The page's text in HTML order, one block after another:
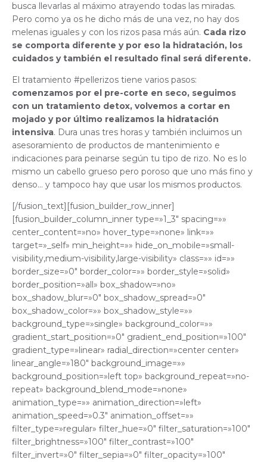
busca llevarlas al máximo atrayendo todas las miradas.
Pero como ya os he dicho más de una vez, no hay dos
melenas iguales y con los rizos pasa más aún. Cada rizo
se comporta diferente y por eso la hidratación, los
cuidados y también el resultado final será diferente.
El tratamiento #pellerizos tiene varios pasos:
comenzamos por el pre-corte en seco, seguimos
con un tratamiento detox, volvemos a cortar en
mojado y por último realizamos la hidratación
intensiva. Dura unas tres horas y también incluimos un
asesoramiento de productos de mantenimiento e
indicaciones para peinarse según tu tipo de rizo. No es lo
mismo un cabello grueso pero poroso que uno más fino y
denso… y tampoco hay que usar los mismos productos.
[/fusion_text][fusion_builder_row_inner]
[fusion_builder_column_inner type=»1_3″ spacing=»»
center_content=»no» hover_type=»none» link=»»
target=»_self» min_height=»» hide_on_mobile=»small-
visibility,medium-visibility,large-visibility» class=»» id=»»
border_size=»0″ border_color=»» border_style=»solid»
border_position=»all» box_shadow=»no»
box_shadow_blur=»0″ box_shadow_spread=»0″
box_shadow_color=»» box_shadow_style=»»
background_type=»single» background_color=»»
gradient_start_position=»0″ gradient_end_position=»100″
gradient_type=»linear» radial_direction=»center center»
linear_angle=»180″ background_image=»»
background_position=»left top» background_repeat=»no-
repeat» background_blend_mode=»none»
animation_type=»» animation_direction=»left»
animation_speed=»0.3″ animation_offset=»»
filter_type=»regular» filter_hue=»0″ filter_saturation=»100″
filter_brightness=»100″ filter_contrast=»100″
filter_invert=»0″ filter_sepia=»0″ filter_opacity=»100″